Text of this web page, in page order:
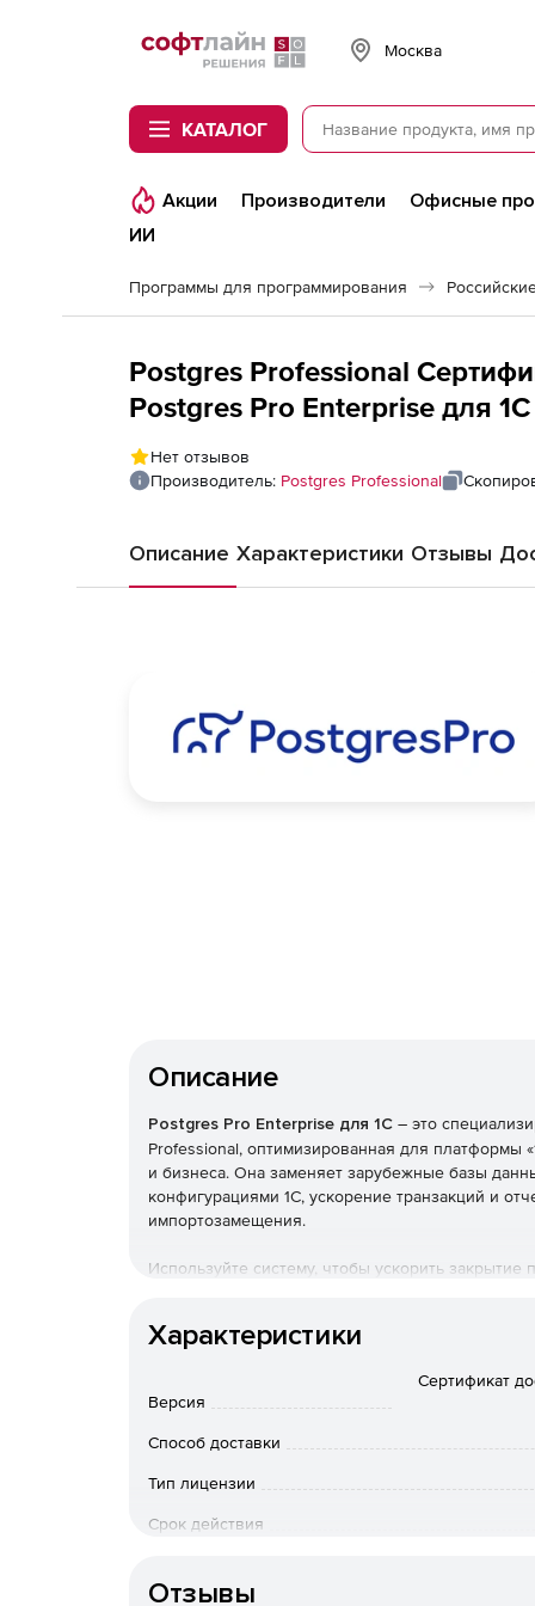
Softline
Москва
КАТАЛОГ
Акции Производители Офисные
ИИ
Программы для программирования
Postgres Professional
Postgres Pro Enterprise для
Нет отзывов
Производитель: Postgres Professional
Описание Характеристики Отзывы
Описание
Postgres Pro Enterprise для 1С – это
Professional, оптимизированная для платформы
и бизнеса. Она заменяет зарубежные базы
конфигурациями 1С, ускорение транзакций и
импортозамещения.
Используйте систему, чтобы ускорить
64-разрядный счетчик транзакций для
Адаптивный оптимизатор AQO с машинным
Характеристики
Версия
Сертификат
Способ доставки
Тип лицензии
Срок действия
Отзывы